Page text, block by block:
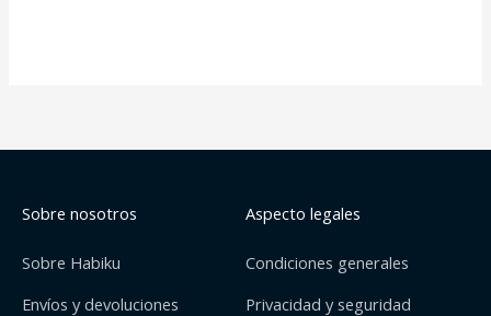
Sobre nosotros
Sobre Habiku
Envíos y devoluciones
Aspecto legales
Condiciones generales
Privacidad y seguridad